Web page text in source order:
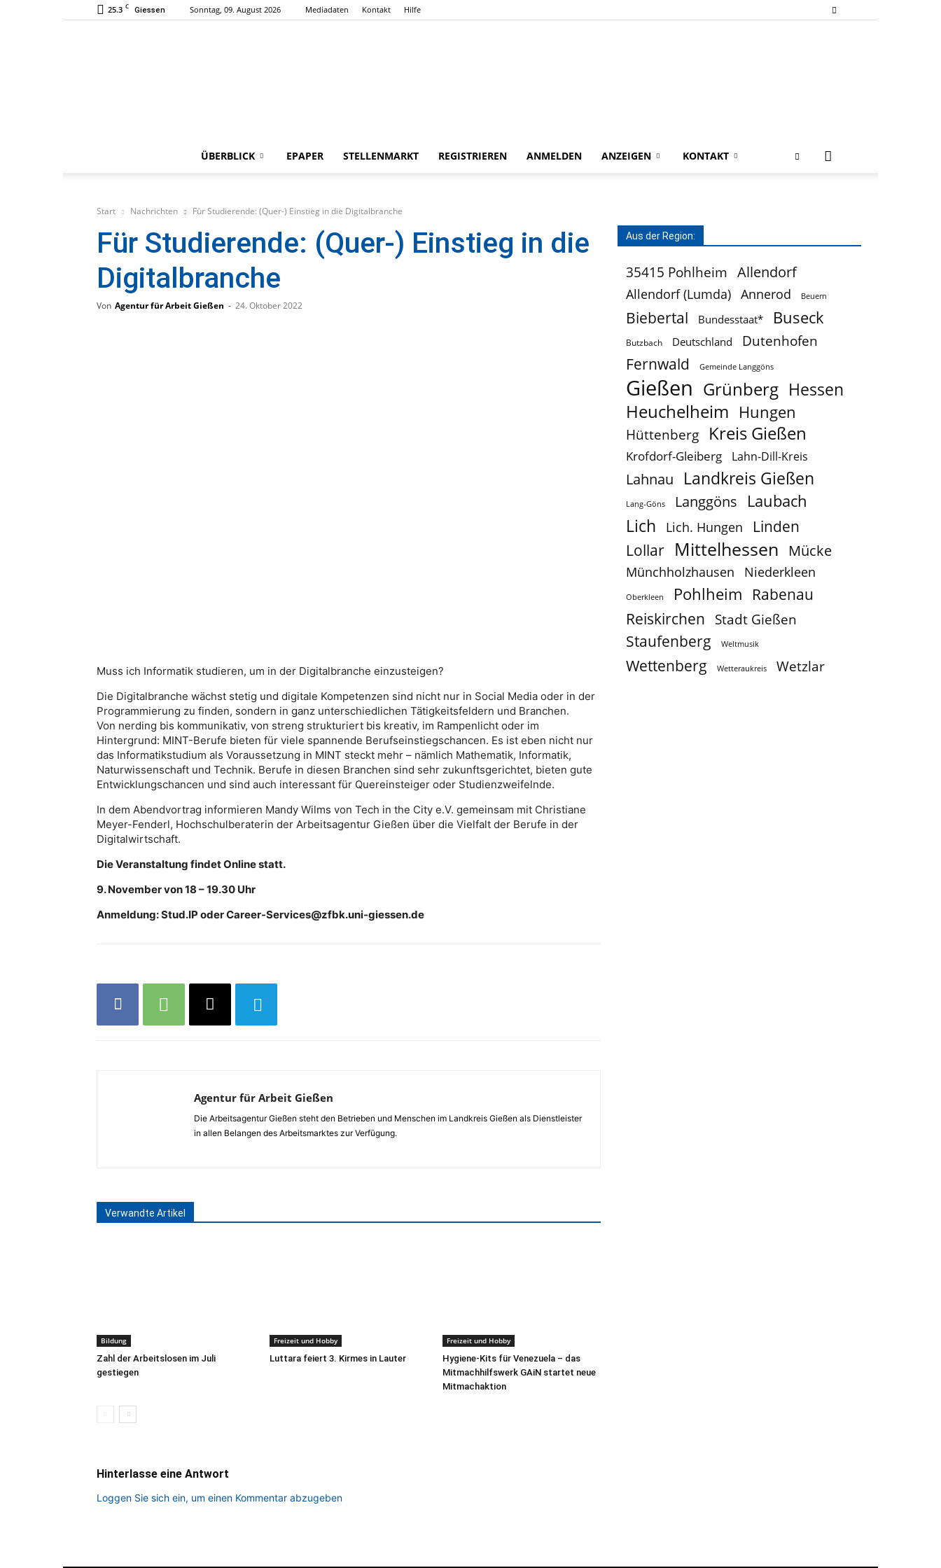
25.3 C Giessen Sonntag, 09. August 2026 Mediadaten Kontakt Hilfe
ÜBERBLICK EPAPER STELLENMARKT REGISTRIEREN ANMELDEN ANZEIGEN KONTAKT
Start Nachrichten Für Studierende: (Quer-) Einstieg in die Digitalbranche
Für Studierende: (Quer-) Einstieg in die
Digitalbranche
Von Agentur für Arbeit Gießen - 24. Oktober 2022
Muss ich Informatik studieren, um in der Digitalbranche einzusteigen?
Die Digitalbranche wächst stetig und digitale Kompetenzen sind nicht nur in Social Media oder in der
Programmierung zu finden, sondern in ganz unterschiedlichen Tätigkeitsfeldern und Branchen.
Von nerding bis kommunikativ, von streng strukturiert bis kreativ, im Rampenlicht oder im
Hintergrund: MINT-Berufe bieten für viele spannende Berufseinstiegschancen. Es ist eben nicht nur
das Informatikstudium als Voraussetzung in MINT steckt mehr – nämlich Mathematik, Informatik,
Naturwissenschaft und Technik. Berufe in diesen Branchen sind sehr zukunftsgerichtet, bieten gute
Entwicklungschancen und sind auch interessant für Quereinsteiger oder Studienzweifelnde.
In dem Abendvortrag informieren Mandy Wilms von Tech in the City e.V. gemeinsam mit Christiane
Meyer-Fenderl, Hochschulberaterin der Arbeitsagentur Gießen über die Vielfalt der Berufe in der
Digitalwirtschaft.
Die Veranstaltung findet Online statt.
9. November von 18 – 19.30 Uhr
Anmeldung: Stud.IP oder Career-Services@zfbk.uni-giessen.de
Agentur für Arbeit Gießen
Die Arbeitsagentur Gießen steht den Betrieben und Menschen im Landkreis Gießen als Dienstleister
in allen Belangen des Arbeitsmarktes zur Verfügung.
Verwandte Artikel
Bildung
Zahl der Arbeitslosen im Juli
gestiegen
Freizeit und Hobby
Luttara feiert 3. Kirmes in Lauter
Freizeit und Hobby
Hygiene-Kits für Venezuela – das
Mitmachhilfswerk GAiN startet neue
Mitmachaktion
Hinterlasse eine Antwort
Loggen Sie sich ein, um einen Kommentar abzugeben
Aus der Region:
35415 Pohlheim Allendorf
Allendorf (Lumda) Annerod Beuern
Biebertal Bundesstaat* Buseck
Butzbach Deutschland Dutenhofen
Fernwald Gemeinde Langgöns
Gießen Grünberg Hessen
Heuchelheim Hungen
Hüttenberg Kreis Gießen
Krofdorf-Gleiberg Lahn-Dill-Kreis
Lahnau Landkreis Gießen
Lang-Göns Langgöns Laubach
Lich Lich. Hungen Linden
Lollar Mittelhessen Mücke
Münchholzhausen Niederkleen
Oberkleen Pohlheim Rabenau
Reiskirchen Stadt Gießen
Staufenberg Weltmusik
Wettenberg Wetteraukreis Wetzlar